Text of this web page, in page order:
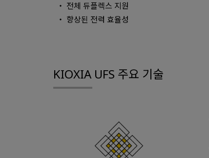
전체 듀플렉스 지원
향상된 전력 효율성
KIOXIA UFS 주요 기술